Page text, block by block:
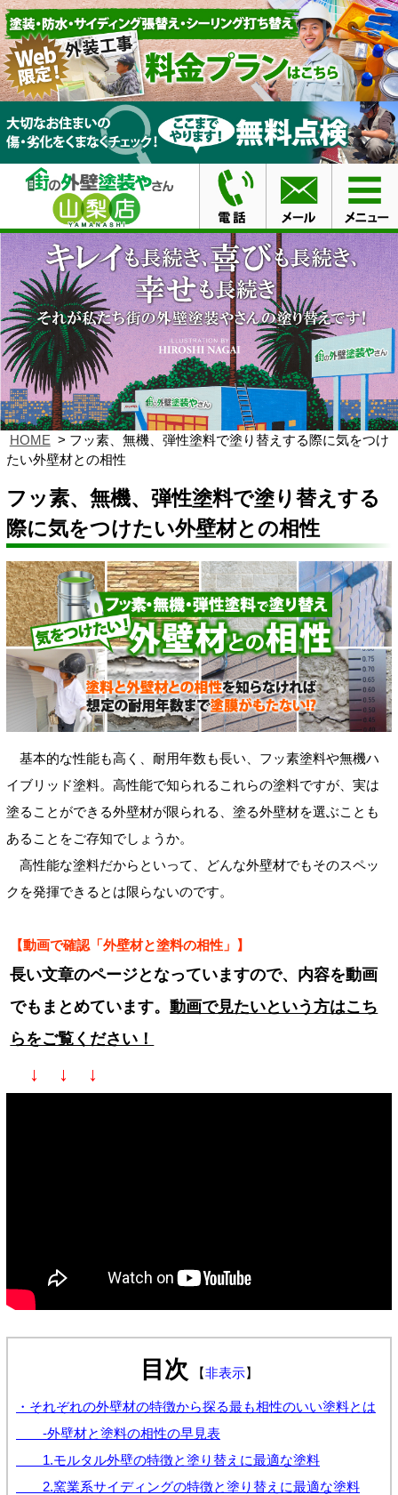
HOME
フッ素、無機、弾性塗料で塗り替えする際に気をつけ
たい外壁材との相性
フッ素、無機、弾性塗料で塗り替えする
際に気をつけたい外壁材との相性
基本的な性能も高く、耐用年数も長い、フッ素塗料や無機ハ
イブリッド塗料。高性能で知られるこれらの塗料ですが、実は
塗ることができる外壁材が限られる、塗る外壁材を選ぶことも
あることをご存知でしょうか。
高性能な塗料だからといって、どんな外壁材でもそのスペッ
クを発揮できるとは限らないのです。
【動画で確認「外壁材と塗料の相性」】
長い文章のページとなっていますので、内容を動画
でもまとめています。動画で見たいという方はこち
らをご覧ください！
↓ ↓ ↓
目次 【非表示】
・それぞれの外壁材の特徴から探る最も相性のいい塗料とは
-外壁材と塗料の相性の早見表
1.モルタル外壁の特徴と塗り替えに最適な塗料
2.窯業系サイディングの特徴と塗り替えに最適な塗料